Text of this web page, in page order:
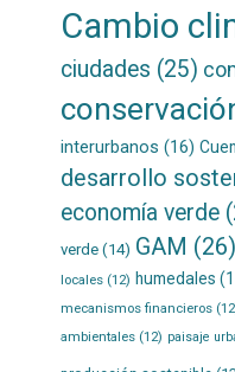
Cambio
ciudades (25)
interurbanos (16)
desarrollo
economía verde
verde(14) GAM (26)
locales(12) humedales
mecanismos financieros
ambientales(12) paisaje